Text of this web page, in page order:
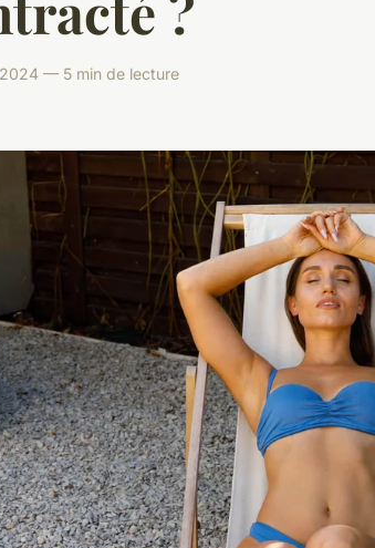
— 5 min de lecture